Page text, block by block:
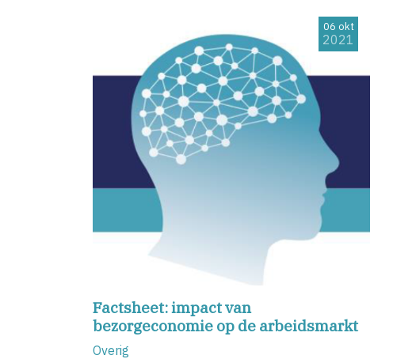
Factsheet: impact van
bezorgeconomie op de arbeidsmarkt
Overig
06 okt
2021